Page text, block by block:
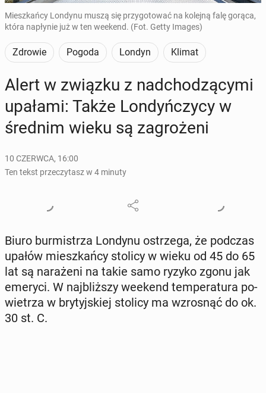
Mieszkańcy Londynu muszą się przygotować na kolejną falę gorąca,
która napłynie już w ten weekend. (Fot. Getty Images)
Zdrowie Pogoda Londyn Klimat
Alert w związku z nad­cho­dzą­cy­mi
upałami: Także Lon­dyń­czy­cy w
średnim wieku są za­gro­że­ni
10 CZERWCA, 16:00
Ten tekst przeczytasz w 4 minuty
Biuro bur­mi­strza Londynu ostrze­ga, że podczas
upałów miesz­kań­cy stolicy w wieku od 45 do 65
lat są na­ra­że­ni na takie samo ryzyko zgonu jak
emeryci. W naj­bliż­szy weekend tem­pe­ra­tu­ra po­
wie­trza w bry­tyj­skiej stolicy ma wzro­snąć do ok.
30 st. C.